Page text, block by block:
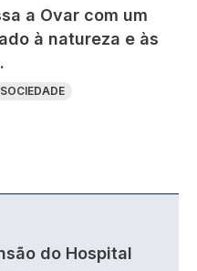
a Ovar com um
à natureza e às
SOCIEDADE
do Hospital